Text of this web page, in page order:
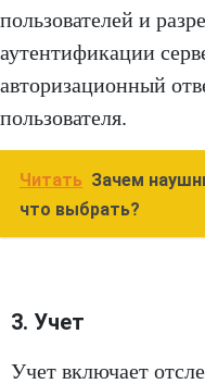
пользователей и
аутентификации
авторизационный
пользователя.
Читать Зачем
что выбрать?
3. Учет
Учет включает